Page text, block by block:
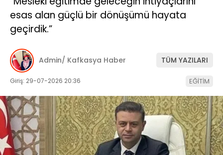
esas alan güçlü bir dönüşümü hayata
geçirdik.”
Admin/ Kafkasya Haber TÜM YAZILARI
Giriş: 29-07-2026 20:36 EĞİTİM